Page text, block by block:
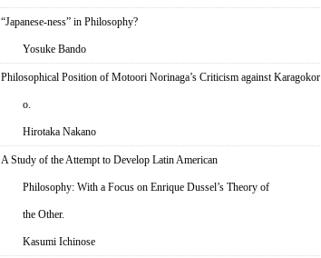
“Japanese-ness” in Philosophy?
Yosuke Bando
Philosophical Position of Motoori Norinaga’s Criticism against Karagokor
o.
Hirotaka Nakano
A Study of the Attempt to Develop Latin American
Philosophy: With a Focus on Enrique Dussel’s Theory of
the Other.
Kasumi Ichinose